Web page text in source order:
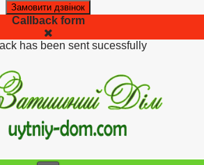
Замовити дзвінок
Callback form
has been sent sucessfully